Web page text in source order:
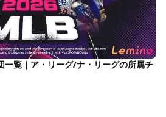
一覧｜ア・リーグ/ナ・リーグの所属チ